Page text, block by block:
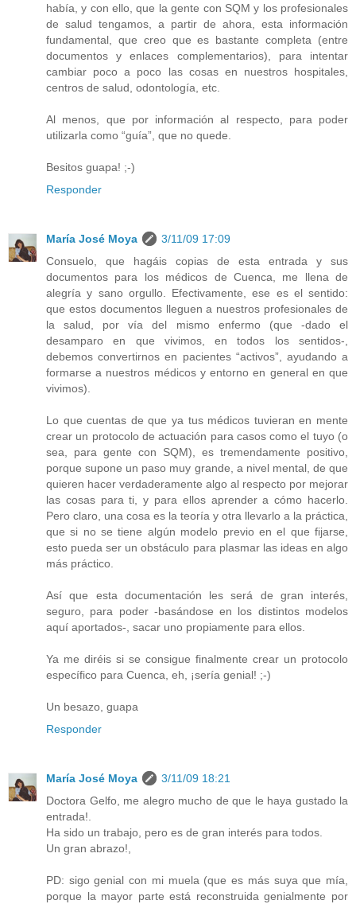
había, y con ello, que la gente con SQM y los profesionales
de salud tengamos, a partir de ahora, esta información
fundamental, que creo que es bastante completa (entre
documentos y enlaces complementarios), para intentar
cambiar poco a poco las cosas en nuestros hospitales,
centros de salud, odontología, etc.
Al menos, que por información al respecto, para poder
utilizarla como “guía”, que no quede.
Besitos guapa! ;-)
Responder
María José Moya
3/11/09 17:09
Consuelo, que hagáis copias de esta entrada y sus
documentos para los médicos de Cuenca, me llena de
alegría y sano orgullo. Efectivamente, ese es el sentido:
que estos documentos lleguen a nuestros profesionales de
la salud, por vía del mismo enfermo (que -dado el
desamparo en que vivimos, en todos los sentidos-,
debemos convertirnos en pacientes “activos”, ayudando a
formarse a nuestros médicos y entorno en general en que
vivimos).
Lo que cuentas de que ya tus médicos tuvieran en mente
crear un protocolo de actuación para casos como el tuyo (o
sea, para gente con SQM), es tremendamente positivo,
porque supone un paso muy grande, a nivel mental, de que
quieren hacer verdaderamente algo al respecto por mejorar
las cosas para ti, y para ellos aprender a cómo hacerlo.
Pero claro, una cosa es la teoría y otra llevarlo a la práctica,
que si no se tiene algún modelo previo en el que fijarse,
esto pueda ser un obstáculo para plasmar las ideas en algo
más práctico.
Así que esta documentación les será de gran interés,
seguro, para poder -basándose en los distintos modelos
aquí aportados-, sacar uno propiamente para ellos.
Ya me diréis si se consigue finalmente crear un protocolo
específico para Cuenca, eh, ¡sería genial! ;-)
Un besazo, guapa
Responder
María José Moya
3/11/09 18:21
Doctora Gelfo, me alegro mucho de que le haya gustado la
entrada!.
Ha sido un trabajo, pero es de gran interés para todos.
Un gran abrazo!,
PD: sigo genial con mi muela (que es más suya que mía,
porque la mayor parte está reconstruida genialmente por